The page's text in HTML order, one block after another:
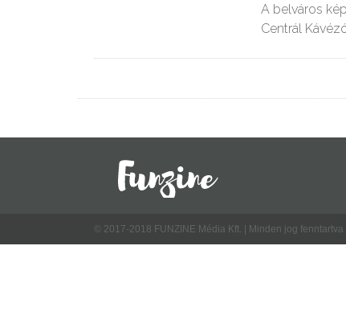
A belváros
Centrál
© 2017-2018 FUNZINE Média Kft. | Minden jog fenntartva